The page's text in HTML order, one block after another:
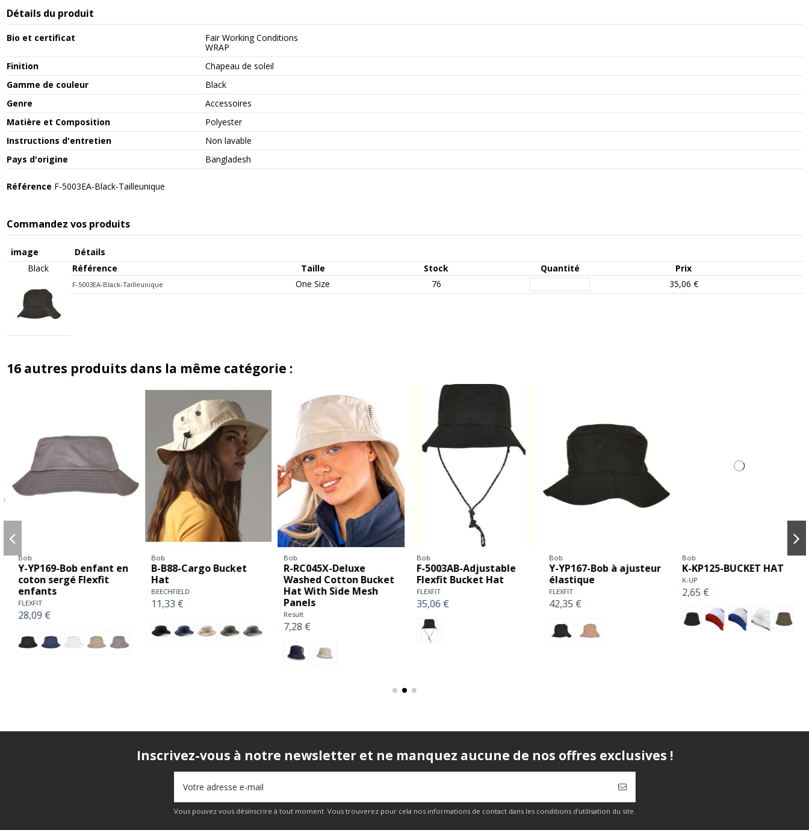
Détails du produit
Bio et certificat
Fair Working Conditions
WRAP
Finition
Chapeau de soleil
Gamme de couleur
Black
Genre
Accessoires
Matière et Composition
Polyester
Instructions d'entretien
Non lavable
Pays d'origine
Bangladesh
Référence F-5003EA-Black-Tailleunique
Commandez vos produits
image
Détails
Black
Référence Taille Stock Quantité Prix
F-5003EA-Black-Tailleunique One Size 76 35,06 €
16 autres produits dans la même catégorie :
Bob
K-KP125-BUCKET HAT
K-UP
2,65 €
Bob
F-5003CP-Crinkled
Paper Bucket Hat
FLEXFIT
29,62 €
Bob
S-03997-Unisex Bucket
Hat Twill
SOL'S
9,48 €
Bob
Y-YP140-Bob imprimé
Bandana (5003BP)
FLEXFIT
42,35 €
Bob
Y-YP072-Bob à rayures
(5003S)
FLEXFIT
36,13 €
Bob
Y-YP202-Bob en sherpa
et nylon (5003NH)
FLEXFIT
Inscrivez-vous à notre newsletter et ne manquez aucune de nos offres exclusives !
Vous pouvez vous désinscrire à tout moment. Vous trouverez pour cela nos informations de contact dans les conditions d'utilisation du site.